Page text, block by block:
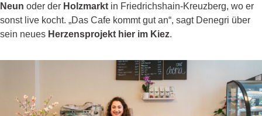
Neun oder der Holzmarkt in Friedrichshain-Kreuzberg, wo er
sonst live kocht. „Das Cafe kommt gut an“, sagt Denegri über
sein neues Herzensprojekt hier im Kiez.